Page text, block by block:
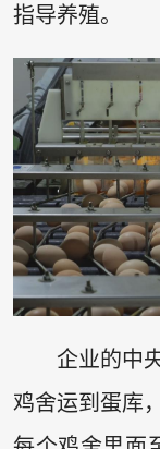
指导养殖。
企业的中
鸡舍运到蛋库